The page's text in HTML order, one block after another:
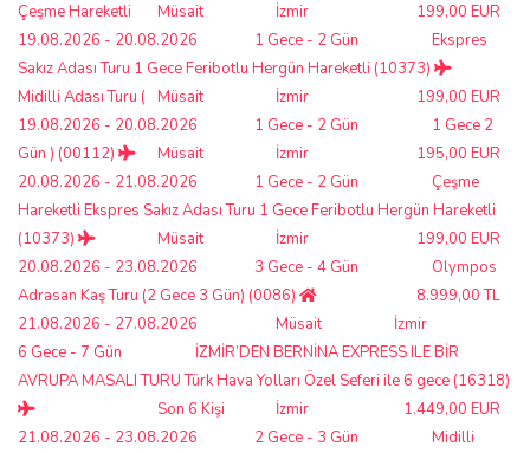
199,00 EUR
İzmir
Müsait
19.08.2026 - 20.08.2026
1 Gece - 2 Gün
Çeşme Hareketli
Ekspres
Sakız Adası Turu 1 Gece Feribotlu Hergün Hareketli (10373)
199,00 EUR
İzmir
Müsait
19.08.2026 - 20.08.2026
1 Gece - 2 Gün
Midilli Adası Turu (
1 Gece 2
Gün ) (00112)
195,00 EUR
İzmir
Müsait
20.08.2026 - 21.08.2026
1 Gece - 2 Gün
Çeşme
Hareketli Ekspres Sakız Adası Turu 1 Gece Feribotlu Hergün Hareketli
(10373)
199,00 EUR
İzmir
Müsait
20.08.2026 - 23.08.2026
3 Gece - 4 Gün
Olympos
Adrasan Kaş Turu (2 Gece 3 Gün) (0086)
8.999,00 TL
İzmir
Müsait
21.08.2026 - 27.08.2026
6 Gece - 7 Gün
İZMİR’DEN BERNİNA EXPRESS ILE BİR
AVRUPA MASALI TURU Türk Hava Yolları Özel Seferi ile 6 gece (16318)
1.449,00 EUR
İzmir
Son 6 Kişi
21.08.2026 - 23.08.2026
2 Gece - 3 Gün
Midilli